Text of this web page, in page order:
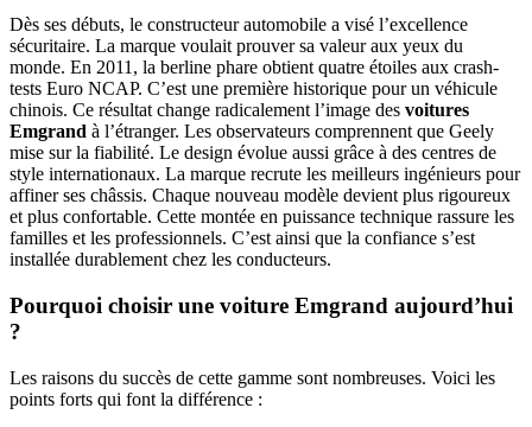
Dès ses débuts, le constructeur automobile a visé l’excellence
sécuritaire. La marque voulait prouver sa valeur aux yeux du
monde. En 2011, la berline phare obtient quatre étoiles aux crash-
tests Euro NCAP. C’est une première historique pour un véhicule
chinois. Ce résultat change radicalement l’image des voitures
Emgrand à l’étranger. Les observateurs comprennent que Geely
mise sur la fiabilité. Le design évolue aussi grâce à des centres de
style internationaux. La marque recrute les meilleurs ingénieurs pour
affiner ses châssis. Chaque nouveau modèle devient plus rigoureux
et plus confortable. Cette montée en puissance technique rassure les
familles et les professionnels. C’est ainsi que la confiance s’est
installée durablement chez les conducteurs.
Pourquoi choisir une voiture Emgrand aujourd’hui
?
Les raisons du succès de cette gamme sont nombreuses. Voici les
points forts qui font la différence :